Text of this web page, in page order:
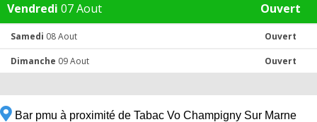
Vendredi 07 Aout Ouvert
Samedi 08 Aout Ouvert
Dimanche 09 Aout Ouvert
Bar pmu à proximité de Tabac Vo Champigny Sur Marne